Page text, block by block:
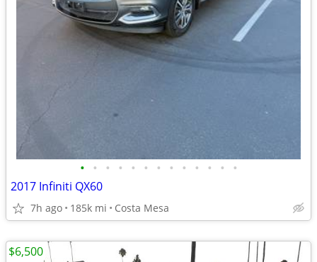
• • • • • • • • • • • • •
2017 Infiniti QX60
7h ago 185k mi Costa Mesa
$6,500